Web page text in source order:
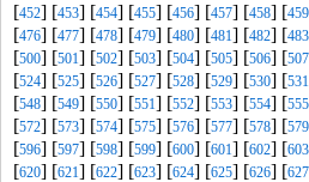
[452] [453] [454] [455] [456] [457] [458] [459
[476] [477] [478] [479] [480] [481] [482] [483
[500] [501] [502] [503] [504] [505] [506] [507
[524] [525] [526] [527] [528] [529] [530] [531
[548] [549] [550] [551] [552] [553] [554] [555
[572] [573] [574] [575] [576] [577] [578] [579
[596] [597] [598] [599] [600] [601] [602] [603
[620] [621] [622] [623] [624] [625] [626] [627